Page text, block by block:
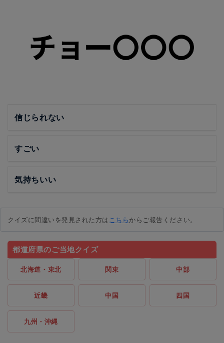
信じられない
すごい
気持ちいい
クイズに間違いを発見された方はこちらからご報告ください。
都道府県のご当地クイズ
北海道・東北 関東 中部
近畿 中国 四国
九州・沖縄